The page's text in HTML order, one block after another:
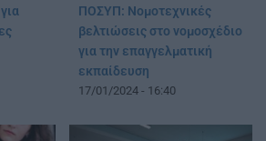
ΠΟΣΥΠ: Νομοτεχνικές
βελτιώσεις στο νομοσχέδιο
για την επαγγελματική
εκπαίδευση
17/01/2024 - 16:40